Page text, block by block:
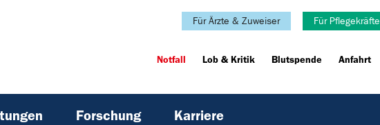
Für Ärzte & Zuweiser Für Pflegekräfte
Notfall Lob & Kritik Blutspende Anfahrt
Forschung Karriere